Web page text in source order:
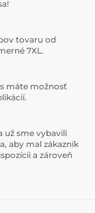
tovaru od
7XL.
máte možnosť
už sme vybavili
aby mal zákazník
a zároveň